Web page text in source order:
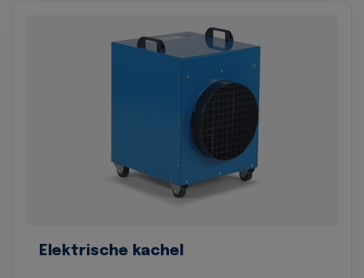
Elektrische kachel